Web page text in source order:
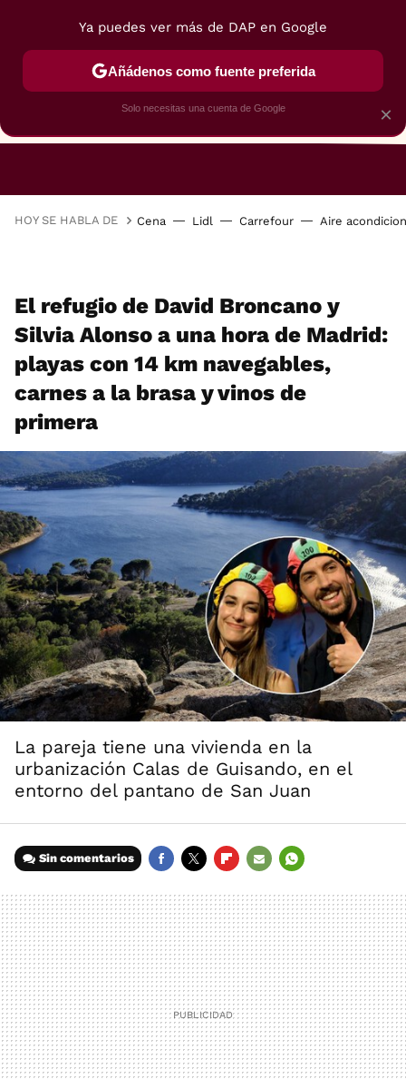
RESTAURANTES GASTROGUÍA
HOY SE HABLA DE Cena Lidl Carrefour Aire
El refugio de David Broncano y
Silvia Alonso a una hora de Madrid:
playas con 14 km navegables,
carnes a la brasa y vinos de
primera
La pareja tiene una vivienda en la
urbanización Calas de Guisando, en el
entorno del pantano de San Juan
Sin comentarios
MAIL
×
Ya puedes ver más de DAP en Google
Añádenos como fuente preferida
Solo necesitas una cuenta de Google